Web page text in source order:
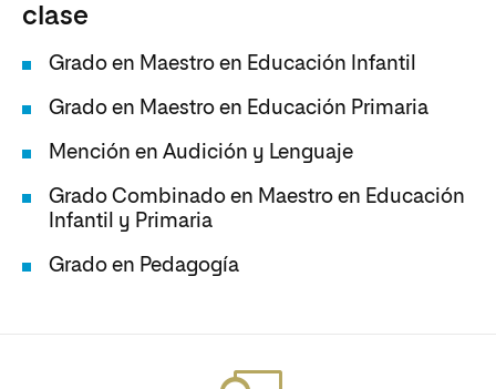
clase
Grado en Maestro en Educación Infantil
Grado en Maestro en Educación Primaria
Mención en Audición y Lenguaje
Grado Combinado en Maestro en Educación
Infantil y Primaria
Grado en Pedagogía